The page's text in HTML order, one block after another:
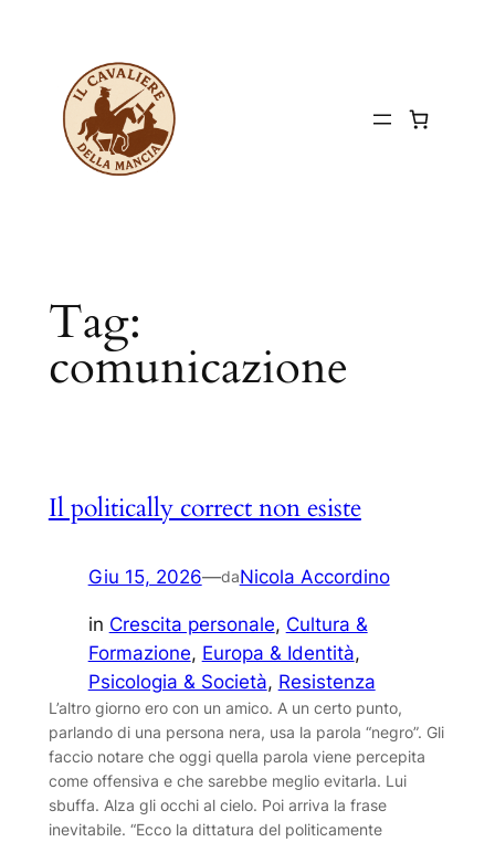
contenuto
Tag:
comunicazione
Il politically correct non esiste
Giu 15, 2026—daNicola Accordino
in Crescita personale, Cultura &
Formazione, Europa & Identità
Psicologia & Società, Resistenza
L’altro giorno ero con un amico. A un certo punto,
parlando di una persona nera, usa la parola “negro”. Gli
faccio notare che oggi quella parola viene percepita
come offensiva e che sarebbe meglio evitarla. Lui
sbuffa. Alza gli occhi al cielo. Poi arriva la frase
inevitabile. “Ecco la dittatura del politicamente